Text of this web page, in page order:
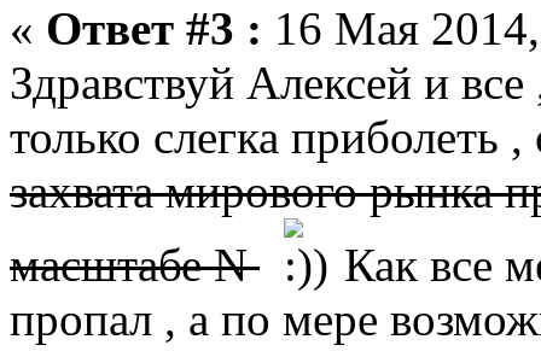
« Ответ #3 : 16 Мая
Здравствуй Алексей и
только слегка приболеть
захвата мирового рынка
масштабе N
Как все
пропал , а по мере